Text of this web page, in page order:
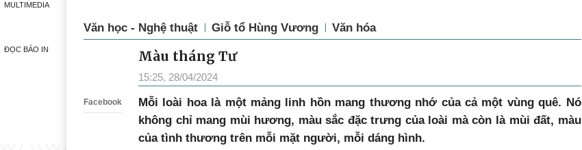
MULTIMEDIA
ĐỌC BÁO IN
Văn học - Nghệ thuật Giỗ tổ Hùng Vương Văn hóa
Facebook
Màu tháng Tư
15:25, 28/04/2024
Mỗi loài hoa là một mảng linh hồn mang thương nhớ của cả một vùng quê. Nó
không chỉ mang mùi hương, màu sắc đặc trưng của loài mà còn là mùi đất, màu
của tình thương trên mỗi mặt người, mỗi dáng hình.